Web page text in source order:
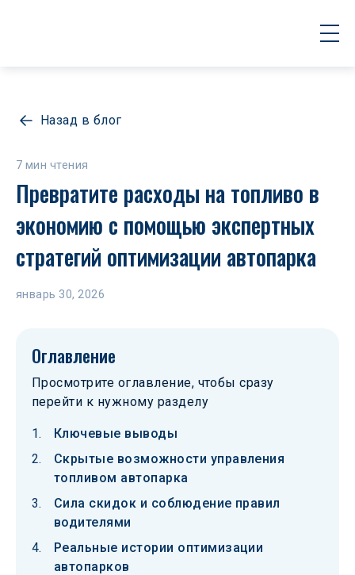
Назад в блог
7 мин чтения
Превратите расходы на топливо в
экономию с помощью экспертных
стратегий оптимизации автопарка
январь 30, 2026
Оглавление
Просмотрите оглавление, чтобы сразу
перейти к нужному разделу
Ключевые выводы
Скрытые возможности управления
топливом автопарка
Сила скидок и соблюдение правил
водителями
Реальные истории оптимизации
автопарков